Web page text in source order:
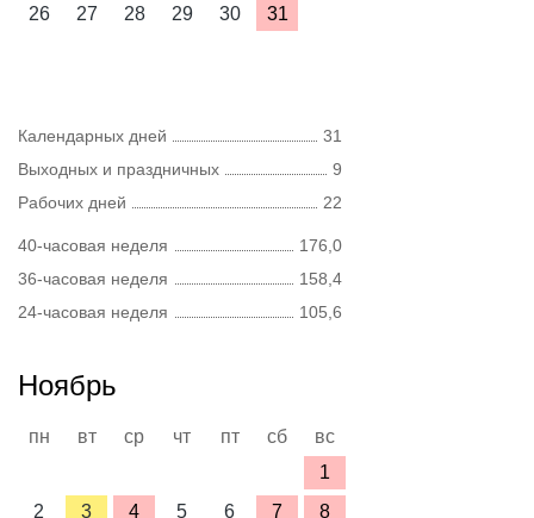
26
27 28 29 30 31
Календарных дней
31
Выходных и праздничных
9
Рабочих дней
22
40-часовая неделя
176,0
36-часовая неделя
158,4
24-часовая неделя
105,6
Ноябрь
пн вт ср чт пт сб
вс
1
2
3 4 5 6 7 8